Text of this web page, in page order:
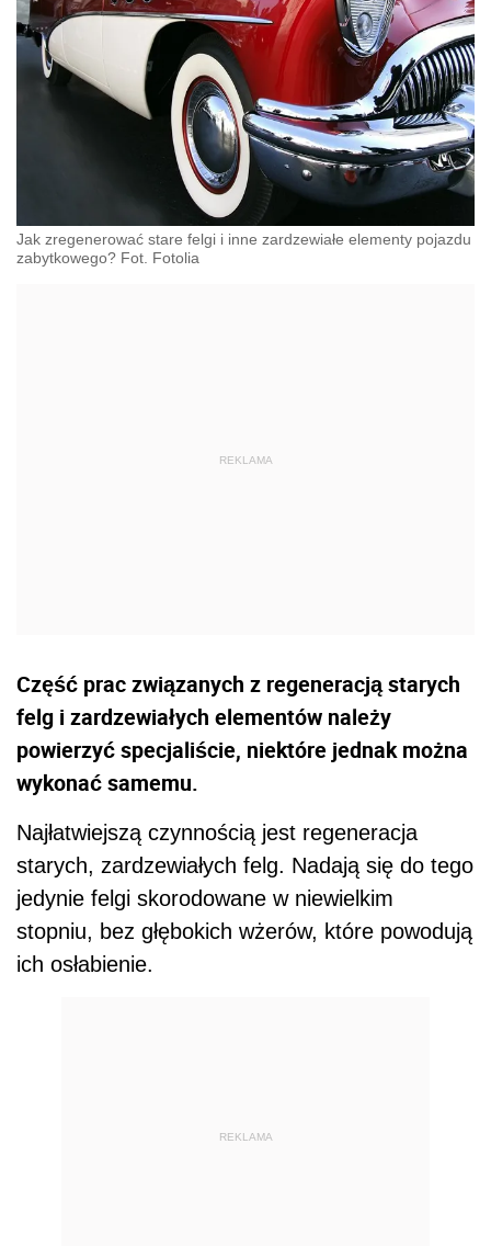
Jak zregenerować stare felgi i inne zardzewiałe elementy pojazdu
zabytkowego? Fot. Fotolia
Część prac związanych z regeneracją starych
felg i zardzewiałych elementów należy
powierzyć specjaliście, niektóre jednak można
wykonać samemu.
Najłatwiejszą czynnością jest regeneracja
starych, zardzewiałych felg. Nadają się do tego
jedynie felgi skorodowane w niewielkim
stopniu, bez głębokich wżerów, które powodują
ich osłabienie.
REKLAMA